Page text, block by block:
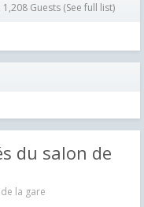
Guests (See full list)
du salon de
la gare